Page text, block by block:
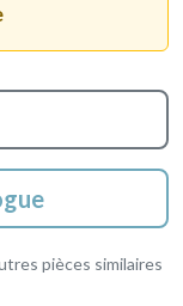
pièces similaires